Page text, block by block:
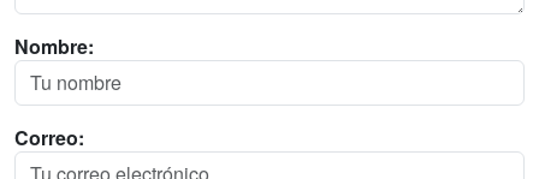
Nombre:
Correo: